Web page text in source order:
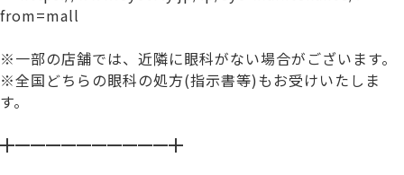
from=mall
※一部の店舗では、近隣に眼科がない場合がございます。
※全国どちらの眼科の処方(指示書等)もお受けいたしま
す。
╋━━━━━━━━━━╋